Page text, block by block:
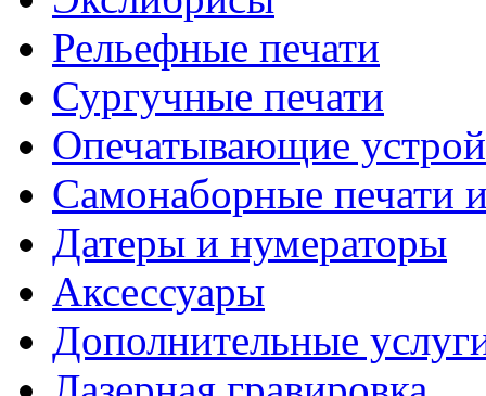
Рельефные печати
Сургучные печати
Опечатывающие
Самонаборные печати
Датеры и нумераторы
Аксессуары
Дополнительные